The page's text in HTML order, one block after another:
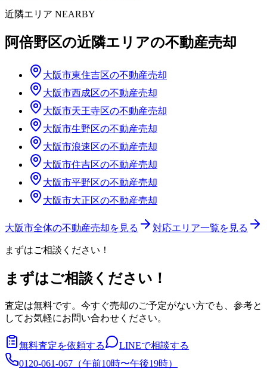
近隣エリア NEARBY
阿倍野区の近隣エリアの不動産売却
大阪市東住吉区の不動産売却
大阪市西成区の不動産売却
大阪市天王寺区の不動産売却
大阪市生野区の不動産売却
大阪市浪速区の不動産売却
大阪市住吉区の不動産売却
大阪市平野区の不動産売却
大阪市大正区の不動産売却
大阪市全体の不動産売却を見る 対応エリア一覧を見る
まずはご相談ください！
まずはご相談ください！
査定は無料です。今すぐ売却のご予定がない方でも、参考と
してお気軽にお問い合わせください。
無料査定を依頼する
LINEで相談する
0120-061-067 （午前10時〜午後19時）